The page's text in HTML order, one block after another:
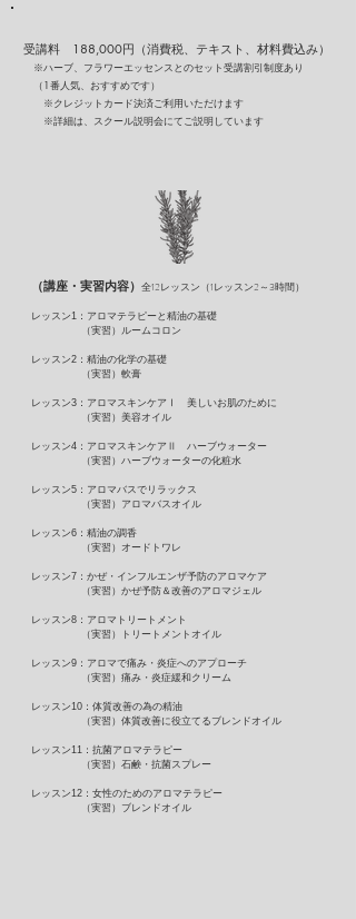
​受講料 188,000円（消費税、テキスト、材料費込み）
※ハーブ、フラワーエッセンスとのセット受講割引制度あり
（1番人気、おすすめです）
※クレジットカード決済ご利用いただけます
※詳細は、スクール説明会にてご説明しています
（講座・実習内容） 全12レッスン（1レッスン2～3時間）
レッスン1：アロマテラピーと精油の基礎
（実習）ルームコロン
レッスン2：精油の化学の基礎
（実習）軟膏
レッスン3：アロマスキンケアⅠ 美しいお肌のために
（実習）美容オイル
レッスン4：アロマスキンケアⅡ ハーブウォーター
（実習）ハーブウォーターの化粧水
レッスン5：アロマバスでリラックス
（実習）アロマバスオイル
レッスン6：精油の調香
（実習）オードトワレ
レッスン7：かぜ・インフルエンザ予防のアロマケア
（実習）かぜ予防＆改善のアロマジェル
レッスン8：アロマトリートメント
（実習）トリートメントオイル
レッスン9：アロマで痛み・炎症へのアプローチ
（実習）痛み・炎症緩和クリーム
レッスン10：体質改善の為の精油
（実習）体質改善に役立てるブレンドオイル
レッスン11：抗菌アロマテラピー
（実習）石鹸・抗菌スプレー
レッスン12：女性のためのアロマテラピー
（実習）ブレンドオイル